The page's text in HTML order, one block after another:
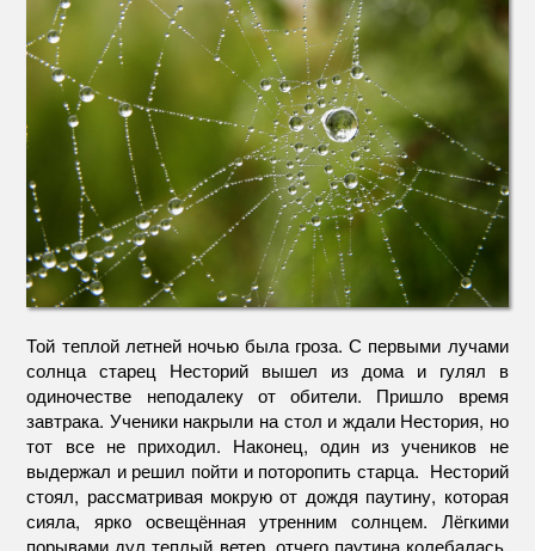
Той теплой летней ночью была гроза. С первыми лучами
солнца старец Несторий вышел из дома и гулял в
одиночестве неподалеку от обители. Пришло время
завтрака. Ученики накрыли на стол и ждали Нестория, но
тот все не приходил. Наконец, один из учеников не
выдержал и решил пойти и поторопить старца. Несторий
стоял, рассматривая мокрую от дождя паутину, которая
сияла, ярко освещённая утренним солнцем. Лёгкими
порывами дул теплый ветер, отчего паутина колебалась,